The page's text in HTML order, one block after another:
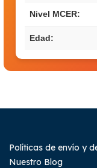
Nivel MCER:
Edad:
Políticas de envío y
Nuestro Blog